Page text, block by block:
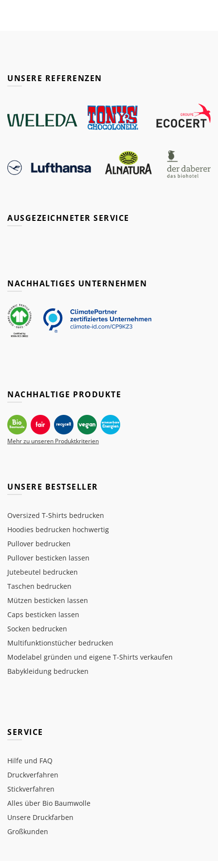
UNSERE REFERENZEN
AUSGEZEICHNETER SERVICE
NACHHALTIGES UNTERNEHMEN
NACHHALTIGE PRODUKTE
Mehr zu unseren Produktkriterien
UNSERE BESTSELLER
Oversized T-Shirts bedrucken
Hoodies bedrucken hochwertig
Pullover bedrucken
Pullover besticken lassen
Jutebeutel bedrucken
Taschen bedrucken
Mützen besticken lassen
Caps besticken lassen
Socken bedrucken
Multifunktionstücher bedrucken
Modelabel gründen und eigene T-Shirts verkaufen
Babykleidung bedrucken
SERVICE
Hilfe und FAQ
Druckverfahren
Stickverfahren
Alles über Bio Baumwolle
Unsere Druckfarben
Großkunden